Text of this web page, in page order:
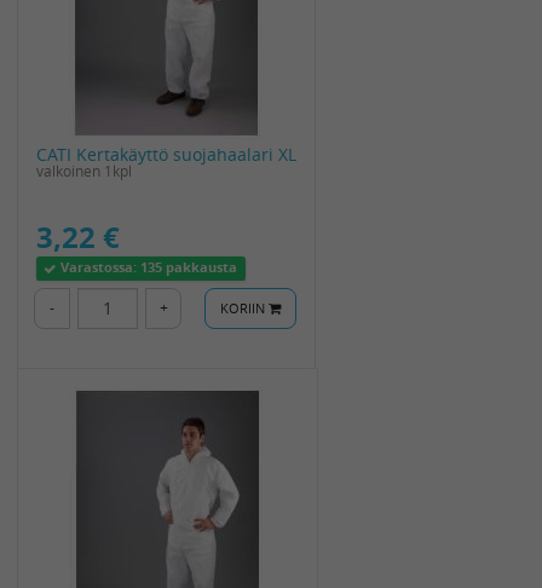
CATI Kertakäyttö suojahaalari XL
valkoinen 1kpl
3,22 €
Varastossa: 135 pakkausta
- + KORIIN